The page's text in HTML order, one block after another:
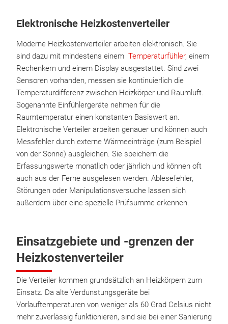
Elektronische Heizkostenverteiler
Moderne Heizkostenverteiler arbeiten elektronisch. Sie
sind dazu mit mindestens einem Temperaturfühler, einem
Rechenkern und einem Display ausgestattet. Sind zwei
Sensoren vorhanden, messen sie kontinuierlich die
Temperaturdifferenz zwischen Heizkörper und Raumluft.
Sogenannte Einfühlergeräte nehmen für die
Raumtemperatur einen konstanten Basiswert an.
Elektronische Verteiler arbeiten genauer und können auch
Messfehler durch externe Wärmeeinträge (zum Beispiel
von der Sonne) ausgleichen. Sie speichern die
Erfassungswerte monatlich oder jährlich und können oft
auch aus der Ferne ausgelesen werden. Ablesefehler,
Störungen oder Manipulationsversuche lassen sich
außerdem über eine spezielle Prüfsumme erkennen.
Einsatzgebiete und -grenzen der
Heizkostenverteiler
Die Verteiler kommen grundsätzlich an Heizkörpern zum
Einsatz. Da alte Verdunstungsgeräte bei
Vorlauftemperaturen von weniger als 60 Grad Celsius nicht
mehr zuverlässig funktionieren, sind sie bei einer Sanierung